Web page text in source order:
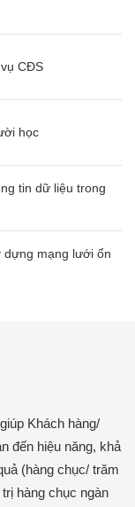
CĐS
học
tin dữ liệu trong
dựng mạng lưới ổn
Khách hàng/
đến hiệu năng, khả
(hàng chục/ trăm
hàng chục ngàn